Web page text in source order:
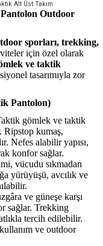
Alt Üst Takım
Outdoor
sporları, trekking,
için özel olarak
ve taktik
tasarımıyla zor
Pantolon)
gömlek ve taktik
Ripstop kumaş,
Nefes alabilir yapısı,
konfor sağlar.
vücudu sıkmadan
yürüyüşü, avcılık ve
ve güneşe karşı
sağlar. Trekking
tercih edilebilir.
ve outdoor